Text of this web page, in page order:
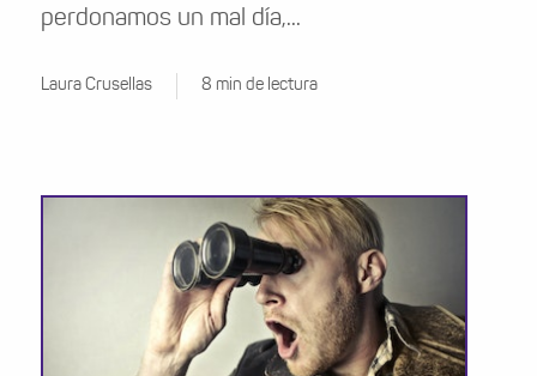
perdonamos un mal día,...
Laura Crusellas 8 min de lectura